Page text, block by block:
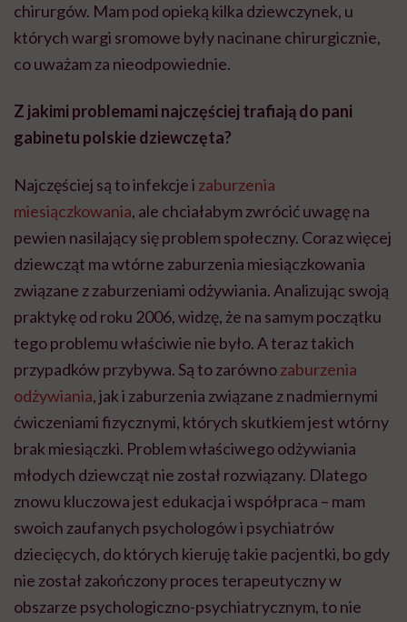
chirurgów. Mam pod opieką kilka dziewczynek, u
których wargi sromowe były nacinane chirurgicznie,
co uważam za nieodpowiednie.
Z jakimi problemami najczęściej trafiają do pani
gabinetu polskie dziewczęta?
Najczęściej są to infekcje i zaburzenia
miesiączkowania, ale chciałabym zwrócić uwagę na
pewien nasilający się problem społeczny. Coraz więcej
dziewcząt ma wtórne zaburzenia miesiączkowania
związane z zaburzeniami odżywiania. Analizując swoją
praktykę od roku 2006, widzę, że na samym początku
tego problemu właściwie nie było. A teraz takich
przypadków przybywa. Są to zarównozaburzenia
odżywiania, jak i zaburzenia związane z nadmiernymi
ćwiczeniami fizycznymi, których skutkiem jest wtórny
brak miesiączki. Problem właściwego odżywiania
młodych dziewcząt nie został rozwiązany. Dlatego
znowu kluczowa jest edukacja i współpraca – mam
swoich zaufanych psychologów i psychiatrów
dziecięcych, do których kieruję takie pacjentki, bo gdy
nie został zakończony proces terapeutyczny w
obszarze psychologiczno-psychiatrycznym, to nie